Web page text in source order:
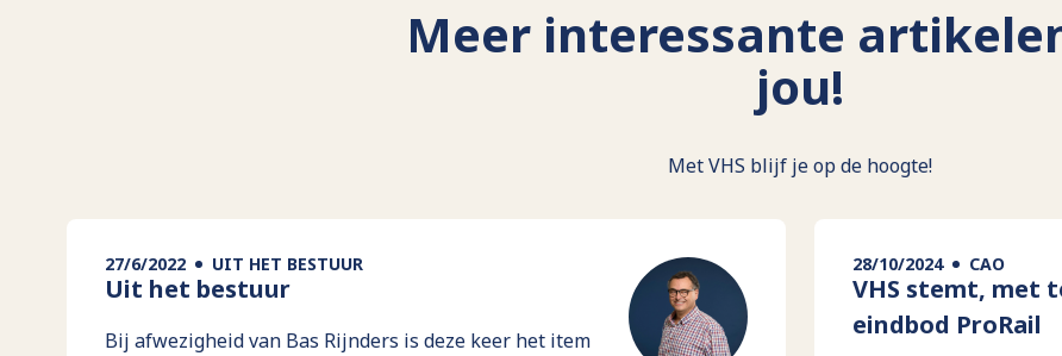
Meer interessante
jou!
Met VHS blijf je op de hoogte!
27/6/2022 UIT HET BESTUUR
Uit het bestuur
Bij afwezigheid van Bas Rijnders is deze keer het item
28/10/2024 CAO
VHS stemt, met
eindbod ProRail